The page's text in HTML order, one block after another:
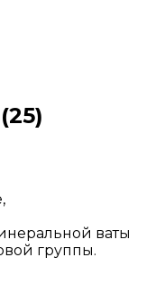
ваты
группы.